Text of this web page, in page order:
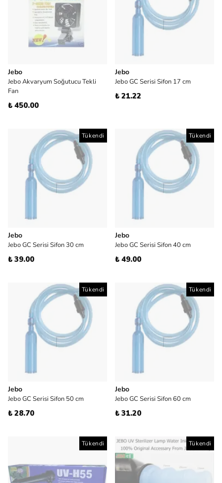
Jebo
Jebo Akvaryum Soğutucu Tekli
Fan
₺ 450.00
Jebo
Jebo GC Serisi Sifon 17 cm
₺ 21.22
Tükendi
Jebo
Jebo GC Serisi Sifon 30 cm
₺ 39.00
Tükendi
Jebo
Jebo GC Serisi Sifon 40 cm
₺ 49.00
Tükendi
Jebo
Jebo GC Serisi Sifon 50 cm
₺ 28.70
Tükendi
Jebo
Jebo GC Serisi Sifon 60 cm
₺ 31.20
Tükendi Tükendi